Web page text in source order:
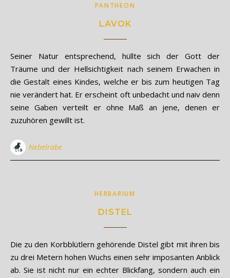
PANTHEON
LAVOK
Seiner Natur entsprechend, hüllte sich der Gott der
Träume und der Hellsichtigkeit nach seinem Erwachen in
die Gestalt eines Kindes, welche er bis zum heutigen Tag
nie verändert hat. Er erscheint oft unbedacht und naiv denn
seine Gaben verteilt er ohne Maß an jene, denen er
zuzuhören gewillt ist.
Nebelrabe
HERBARIUM
DISTEL
Die zu den Korbblütlern gehörende Distel gibt mit ihren bis
zu drei Metern hohen Wuchs einen sehr imposanten Anblick
ab. Sie ist nicht nur ein echter Blickfang, sondern auch ein